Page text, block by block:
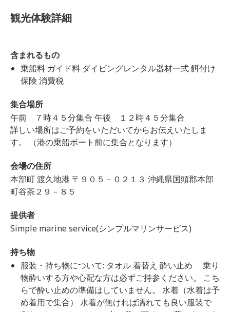
観光体験詳細
含まれるもの
乗船料 ガイド料 ダイビングレンタル器材一式 餌付け
保険 消費税
集合場所
午前 ７時４５分集合 午後 １２時４５分集合
詳しい場所はご予約をいただいてからお伝えいたしま
す。 （港の乗船ボート前に集合となります）
会場の住所
本部町 渡久地港 〒９０５－０２１３ 沖縄県国頭郡本部
町谷茶２９－８５
提供者
Simple marine service(シンプルマリンサービス)
持ち物
服装・持ち物について: タオル 着替え 酔い止め 乗り
物酔いする方や心配な方は必ずご持参ください。 こち
らで酔い止めの準備はしていません。 水着（水着は予
め着用で集合） 水着が無ければ濡れても良い服装で